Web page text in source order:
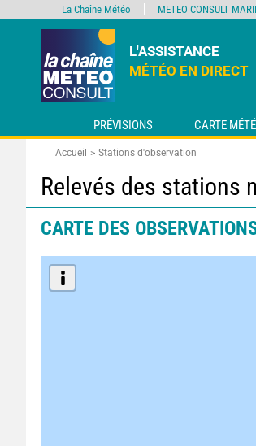
L'ASSISTANCE
MÉTÉO EN DIRECT
PRÉVISIONS CARTE
Accueil Stations d'observation
Relevés des stations
CARTE DES
La Chaîne Météo METEO CONSULT